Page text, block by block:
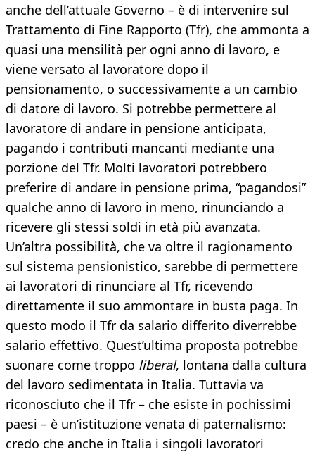
anche dell’attuale Governo – è di intervenire sul
Trattamento di Fine Rapporto (Tfr), che ammonta a
quasi una mensilità per ogni anno di lavoro, e
viene versato al lavoratore dopo il
pensionamento, o successivamente a un cambio
di datore di lavoro. Si potrebbe permettere al
lavoratore di andare in pensione anticipata,
pagando i contributi mancanti mediante una
porzione del Tfr. Molti lavoratori potrebbero
preferire di andare in pensione prima, “pagandosi”
qualche anno di lavoro in meno, rinunciando a
ricevere gli stessi soldi in età più avanzata.
Un’altra possibilità, che va oltre il ragionamento
sul sistema pensionistico, sarebbe di permettere
ai lavoratori di rinunciare al Tfr, ricevendo
direttamente il suo ammontare in busta paga. In
questo modo il Tfr da salario differito diverrebbe
salario effettivo. Quest’ultima proposta potrebbe
suonare come troppo liberal, lontana dalla cultura
del lavoro sedimentata in Italia. Tuttavia va
riconosciuto che il Tfr – che esiste in pochissimi
paesi – è un’istituzione venata di paternalismo:
credo che anche in Italia i singoli lavoratori